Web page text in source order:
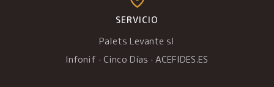
SERVICIO
Palets Levante sl
Infonif ·Cinco Días ·ACEFIDES.ES